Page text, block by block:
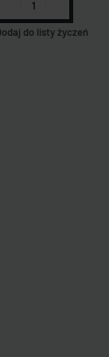
do listy życzeń